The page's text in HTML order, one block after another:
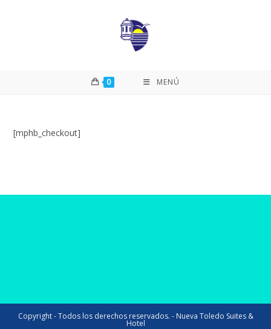
0 MENÚ
[mphb_checkout]
Copyright - Todos los derechos reservados. - Nueva Toledo Suites &
Hotel